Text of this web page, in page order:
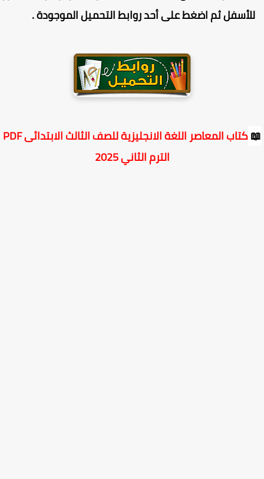
ثم اضغط على أحد روابط التحميل الموجودة.
كتاب المعاصر اللغة الانجليزية للصف الثالث الابتدائى PDF
الترم الثاني 2025